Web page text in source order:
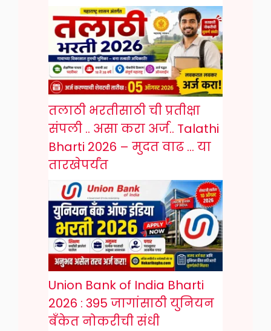
तलाठी भरतीसाठी ची प्रतीक्षा
संपली .. असा करा अर्ज.. Talathi
Bharti 2026 – मुदत वाढ … या
तारखेपर्यंत
Union Bank of India Bharti
2026 : 395 जागांसाठी युनियन
बँकेत नोकरीची संधी